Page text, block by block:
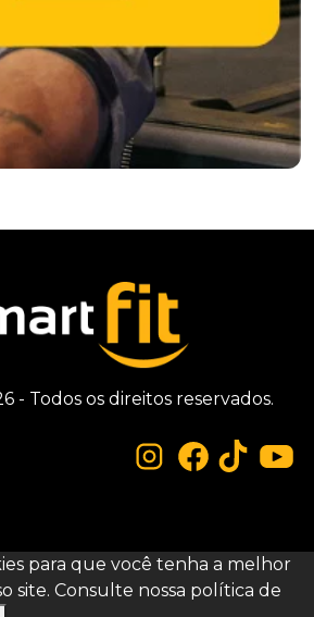
- Todos os direitos reservados.
para que você tenha a melhor
site. Consulte nossa política de